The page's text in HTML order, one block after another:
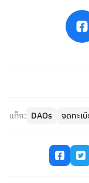
แท็ก: DAOs จดทะเ